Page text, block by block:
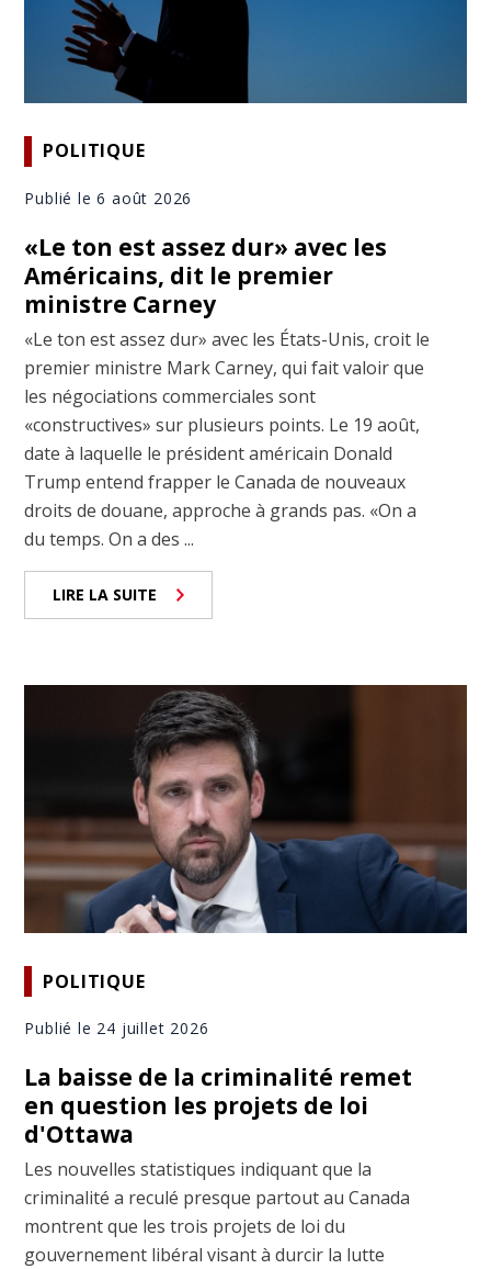
POLITIQUE
Publié le 6 août 2026
«Le ton est assez dur» avec les
Américains, dit le premier
ministre Carney
«Le ton est assez dur» avec les États-Unis, croit le
premier ministre Mark Carney, qui fait valoir que
les négociations commerciales sont
«constructives» sur plusieurs points. Le 19 août,
date à laquelle le président américain Donald
Trump entend frapper le Canada de nouveaux
droits de douane, approche à grands pas. «On a
du temps. On a des ...
LIRE LA SUITE
POLITIQUE
Publié le 24 juillet 2026
La baisse de la criminalité remet
en question les projets de loi
d'Ottawa
Les nouvelles statistiques indiquant que la
criminalité a reculé presque partout au Canada
montrent que les trois projets de loi du
gouvernement libéral visant à durcir la lutte